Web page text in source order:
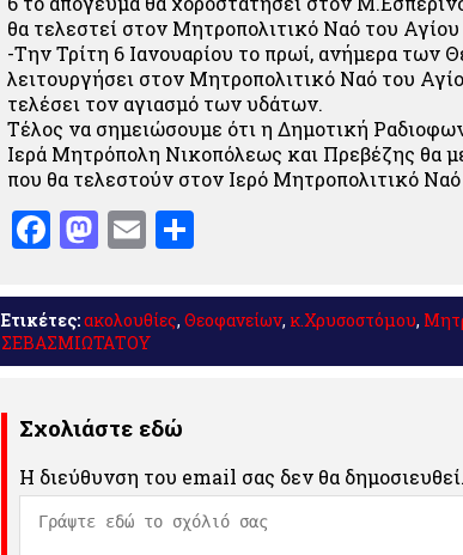
θα τελεστεί στον Μητροπολιτικό Ναό του
-Την Τρίτη 6 Ιανουαρίου το πρωί, ανήμερα των
λειτουργήσει στον Μητροπολιτικό Ναό του
τελέσει τον αγιασμό των υδάτων.
Τέλος να σημειώσουμε ότι η Δημοτική
Ιερά Μητρόπολη Νικοπόλεως και Πρεβέζης θα
που θα τελεστούν στον Ιερό Μητροπολιτικό
Facebook
Mastodon
Email
Ετικέτες:ακολουθίες, Θεοφανείων, κ.Χρυσοστόμου,
ΣΕΒΑΣΜΙΩΤΑΤΟΥ
Σχολιάστε εδώ
Η διεύθυνση του email σας δεν θα δημοσιευθεί.